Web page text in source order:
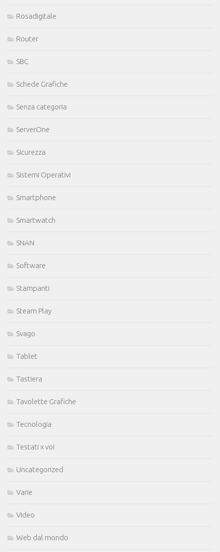
Rosadigitale
Router
SBC
Schede Grafiche
Senza categoria
ServerOne
Sicurezza
Sistemi Operativi
Smartphone
Smartwatch
SNAN
Software
Stampanti
Steam Play
Svago
Tablet
Tastiera
Tavolette Grafiche
Tecnologia
Testati x voi
Uncategorized
Varie
Video
Web dal mondo